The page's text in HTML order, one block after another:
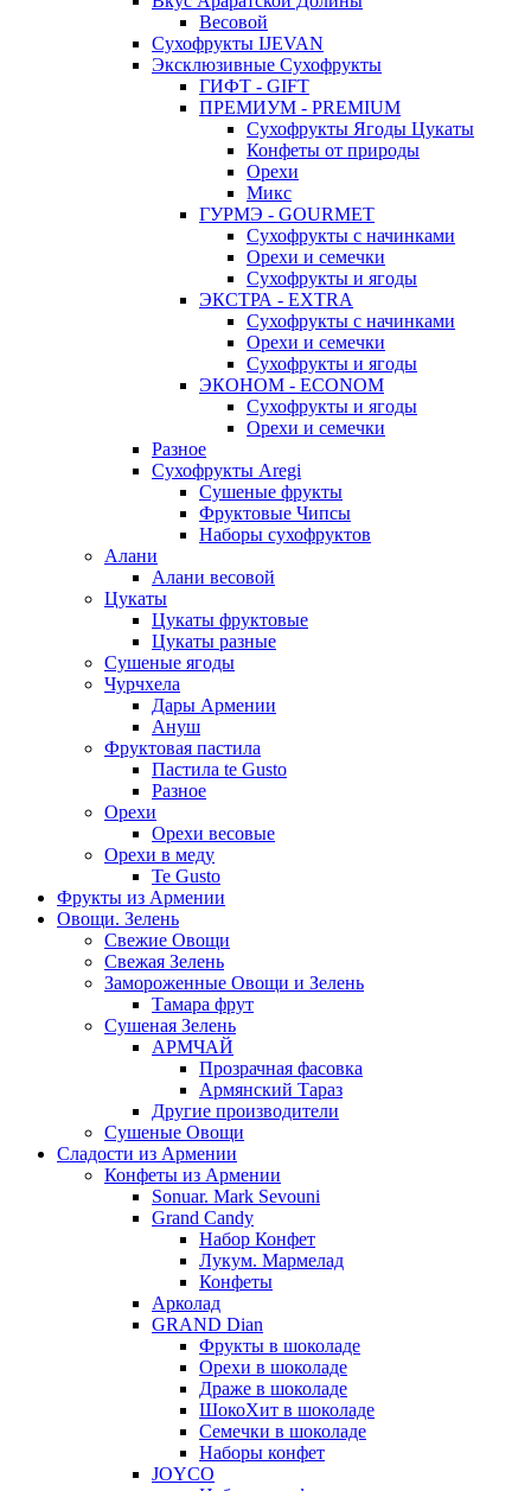
Весовой
Сухофрукты IJEVAN
Эксклюзивные Сухофрукты
ГИФТ - GIFT
ПРЕМИУМ - PREMIUM
Сухофрукты Ягоды Цукаты
Конфеты от природы
Орехи
Микс
ГУРМЭ - GOURMET
Сухофрукты с начинками
Орехи и семечки
Сухофрукты и ягоды
ЭКСТРА - EXTRA
Сухофрукты с начинками
Орехи и семечки
Сухофрукты и ягоды
ЭКОНОМ - ECONOM
Сухофрукты и ягоды
Орехи и семечки
Разное
Сухофрукты Aregi
Сушеные фрукты
Фруктовые Чипсы
Наборы сухофруктов
Алани
Алани весовой
Цукаты
Цукаты фруктовые
Цукаты разные
Сушеные ягоды
Чурчхела
Дары Армении
Ануш
Фруктовая пастила
Пастила te Gusto
Разное
Орехи
Орехи весовые
Орехи в меду
Te Gusto
Фрукты из Армении
Овощи. Зелень
Свежие Овощи
Свежая Зелень
Замороженные Овощи и Зелень
Тамара фрут
Сушеная Зелень
АРМЧАЙ
Прозрачная фасовка
Армянский Тараз
Другие производители
Сушеные Овощи
Сладости из Армении
Конфеты из Армении
Sonuar. Mark Sevouni
Grand Candy
Набор Конфет
Лукум. Мармелад
Конфеты
Арколад
GRAND Dian
Фрукты в шоколаде
Орехи в шоколаде
Драже в шоколаде
ШокоХит в шоколаде
Семечки в шоколаде
Наборы конфет
JOYCO